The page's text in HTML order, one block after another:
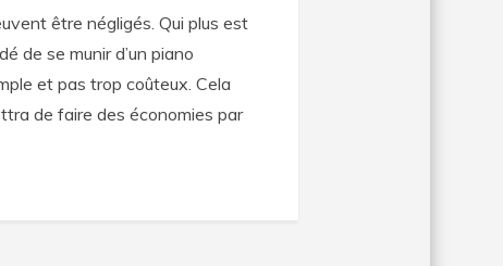
être négligés. Qui plus est
de se munir d’un piano
et pas trop coûteux. Cela
de faire des économies par